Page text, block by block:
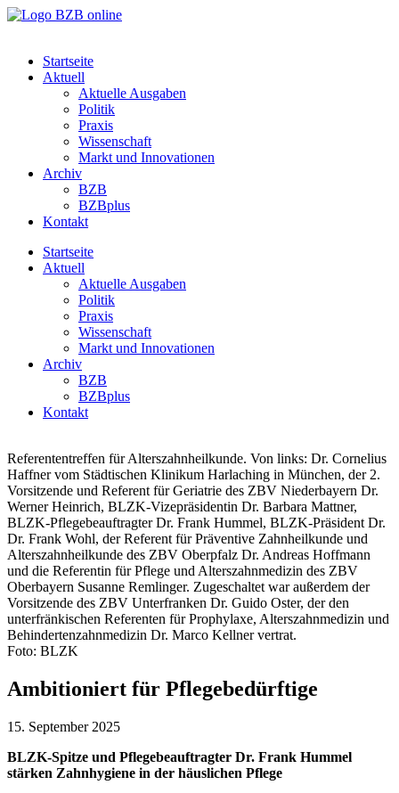
Startseite
Aktuell
Aktuelle Ausgaben
Politik
Praxis
Wissenschaft
Markt und Innovationen
Archiv
BZB
BZBplus
Kontakt
Startseite
Aktuell
Aktuelle Ausgaben
Politik
Praxis
Wissenschaft
Markt und Innovationen
Archiv
BZB
BZBplus
Kontakt
Referententreffen für Alterszahnheilkunde. Von links: Dr. Cornelius
Haffner vom Städtischen Klinikum Harlaching in München, der 2.
Vorsitzende und Referent für Geriatrie des ZBV Niederbayern Dr.
Werner Heinrich, BLZK-Vizepräsidentin Dr. Barbara Mattner,
BLZK-Pflegebeauftragter Dr. Frank Hummel, BLZK-Präsident Dr.
Dr. Frank Wohl, der Referent für Präventive Zahnheilkunde und
Alterszahnheilkunde des ZBV Oberpfalz Dr. Andreas Hoffmann
und die Referentin für Pflege und Alterszahnmedizin des ZBV
Oberbayern Susanne Remlinger. Zugeschaltet war außerdem der
Vorsitzende des ZBV Unterfranken Dr. Guido Oster, der den
unterfränkischen Referenten für Prophylaxe, Alterszahnmedizin und
Behindertenzahnmedizin Dr. Marco Kellner vertrat.
Foto: BLZK
Ambitioniert für Pflegebedürftige
15. September 2025
BLZK-Spitze und Pflegebeauftragter Dr. Frank Hummel
stärken Zahnhygiene in der häuslichen Pflege